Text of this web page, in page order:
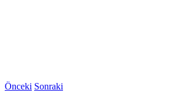
Önceki Sonraki